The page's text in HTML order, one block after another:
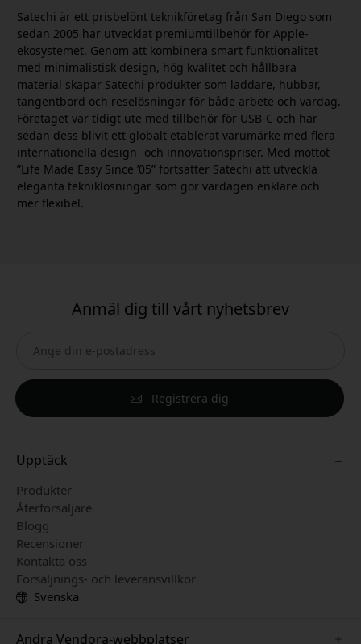
Satechi är ett prisbelönt teknikföretag från San Diego som
sedan 2005 har utvecklat premiumtillbehör för Apple-
ekosystemet. Genom att kombinera smart funktionalitet
med minimalistisk design, hög kvalitet och hållbara
material skapar Satechi produkter som laddare, hubbar,
tangentbord och reselösningar för både arbete och vardag.
Företaget var tidigt ute med tillbehör för USB-C och har
sedan dess blivit ett globalt etablerat varumärke med flera
internationella design- och innovationspriser. Med mottot
”Life Made Easy Since ’05” fortsätter Satechi att utveckla
eleganta tekniklösningar som gör vardagen enklare och
mer flexibel.
Anmäl dig till vårt nyhetsbrev
Registrera dig
Upptäck
Produkter
Återförsäljare
Blogg
Recensioner
Kontakta oss
Försäljnings- och leveransvillkor
Svenska
Andra Vendora-webbplatser